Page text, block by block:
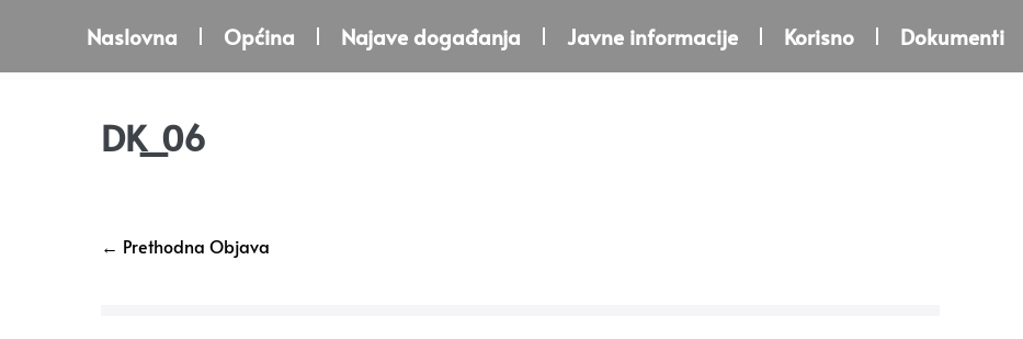
Naslovna Općina Najave događanja Javne informacije Korisno Dokumenti
DK_06
← Prethodna Objava